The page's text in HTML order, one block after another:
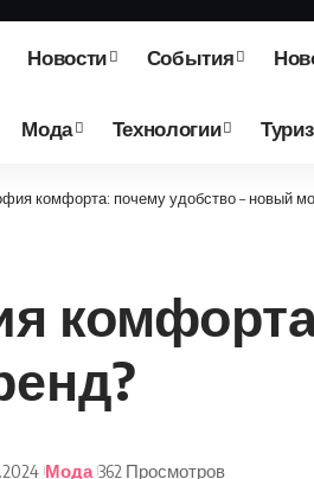
Новости События
Мода Технологии
комфорта: почему удобство – новый
Мода 362 Просмотров